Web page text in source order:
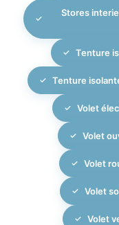
Stores
Tenture
Tenture
Volet
Volet
Volet
Volet
Volet